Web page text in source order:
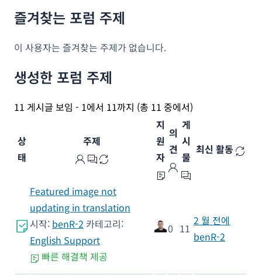
즐겨찾는 포럼 주제
이 사용자는 즐겨찾는 주제가 없습니다.
생성한 포럼 주제
11 게시글 보임 - 1에서 11까지 (총 11 중에서)
상
태
주제
지
원
자
의
견
게
시
물
최신 활동
Featured image not
updating in translation
시작: benR-2 카테고리:
English Support
빠른 해결책 제공
0 11
2 월 전에
benR-2